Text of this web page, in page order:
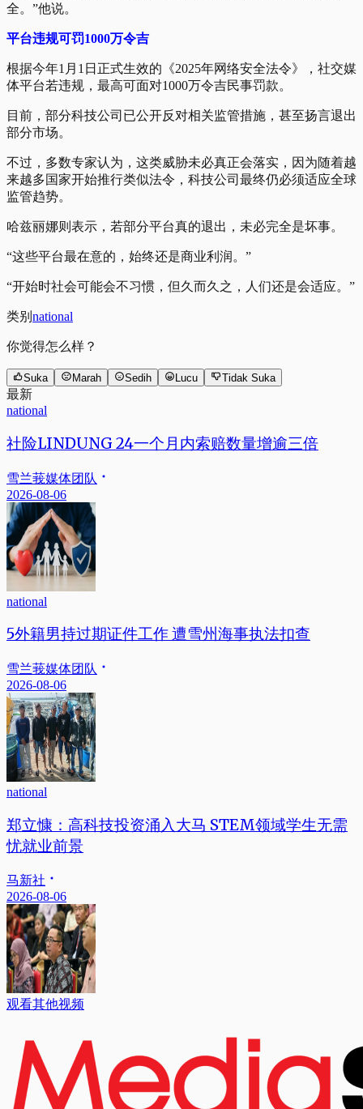
全。”他说。
平台违规可罚1000万令吉
根据今年1月1日正式生效的《2025年网络安全法令》，社交媒
体平台若违规，最高可面对1000万令吉民事罚款。
目前，部分科技公司已公开反对相关监管措施，甚至扬言退出
部分市场。
不过，多数专家认为，这类威胁未必真正会落实，因为随着越
来越多国家开始推行类似法令，科技公司最终仍必须适应全球
监管趋势。
哈兹丽娜则表示，若部分平台真的退出，未必完全是坏事。
“这些平台最在意的，始终还是商业利润。”
“开始时社会可能会不习惯，但久而久之，人们还是会适应。”
类别 national
你觉得怎么样？
Suka Marah Sedih Lucu Tidak Suka
最新
national
社险LINDUNG 24一个月内索赔数量增逾三倍
雪兰莪媒体团队
2026-08-06
national
5外籍男持过期证件工作 遭雪州海事执法扣查
雪兰莪媒体团队
2026-08-06
national
郑立慷：高科技投资涌入大马 STEM领域学生无需
忧就业前景
马新社
2026-08-06
观看其他视频